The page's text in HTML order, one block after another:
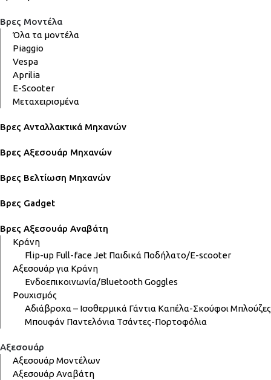
Βρες Μοντέλα
Όλα τα μοντέλα
Piaggio
Vespa
Aprilia
E-Scooter
Μεταχειρισμένα
Βρες Ανταλλακτικά Μηχανών
Βρες Αξεσουάρ Μηχανών
Βρες Βελτίωση Μηχανών
Βρες Gadget
Βρες Αξεσουάρ Αναβάτη
Κράνη
Flip-up Full-faceJet Παιδικά Ποδήλατο/E-scooter
Αξεσουάρ για Κράνη
Ενδοεπικοινωνία/BluetoothGoggles
Ρουχισμός
Αδιάβροχα – Ισοθερμικά Γάντια Καπέλα-Σκούφοι Μπλούζες
Μπουφάν Παντελόνια Τσάντες-Πορτοφόλια
Αξεσουάρ
Αξεσουάρ Μοντέλων
Αξεσουάρ Αναβάτη